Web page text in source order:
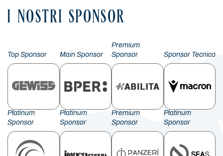
I NOSTRI SPONSOR
Top Sponsor Main Sponsor
Premium
Sponsor
Sponsor Tecnico
Platinum
Sponsor
Platinum
Sponsor
Premium
Sponsor
Platinum
Sponsor